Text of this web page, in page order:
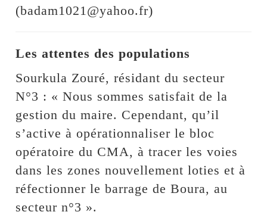
(badam1021@yahoo.fr)
Les attentes des populations
Sourkula Zouré, résidant du secteur
N°3 : « Nous sommes satisfait de la
gestion du maire. Cependant, qu’il
s’active à opérationnaliser le bloc
opératoire du CMA, à tracer les voies
dans les zones nouvellement loties et à
réfectionner le barrage de Boura, au
secteur n°3 ».